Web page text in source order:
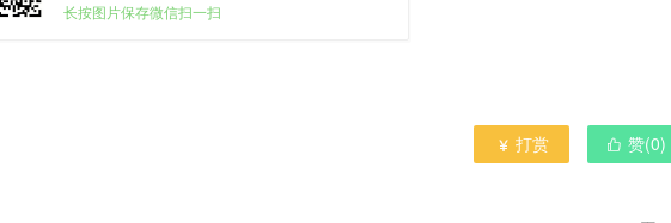
长按图片保存微信扫一扫
 赞(0)
 打赏